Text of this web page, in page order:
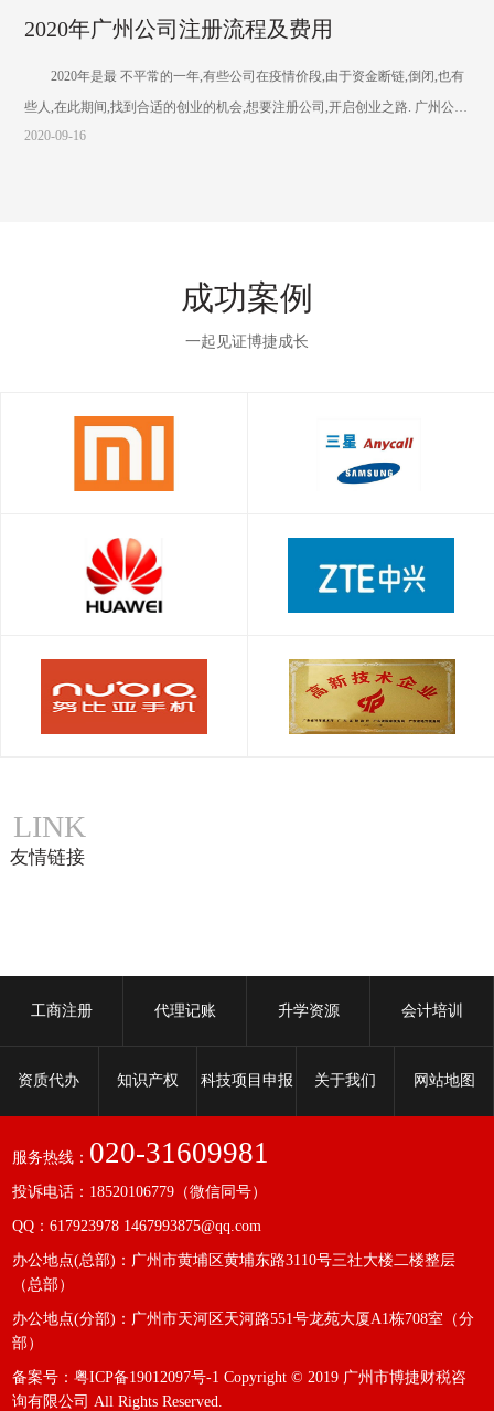
960000元的部分35859207超过960000元的
2020年广州公司注册流程及费用
2020年是最 不平常的一年,有些公司在疫情价段,由于资金断链,倒闭,也有
些人,在此期间,找到合适的创业的机会,想要注册公司,开启创业之路. 广州公司
注册不仅仅是办理营业执照，要想公司正常运作起来还有很多繁杂的手续需
2020-09-16
成功案例
一起见证博捷成长
LINK
友情链接
工商注册 代理记账 升学资源 会计培训
资质代办 知识产权 科技项目申报 关于我们 网站地图
服务热线： 020-31609981
投诉电话：18520106779（微信同号）
QQ：617923978 1467993875@qq.com
办公地点(总部)：广州市黄埔区黄埔东路3110号三社大楼二楼整层
（总部）
办公地点(分部)：广州市天河区天河路551号龙苑大厦A1栋708室（分
部）
备案号：粤ICP备19012097号-1 Copyright © 2019 广州市博捷财税咨
询有限公司 All Rights Reserved.